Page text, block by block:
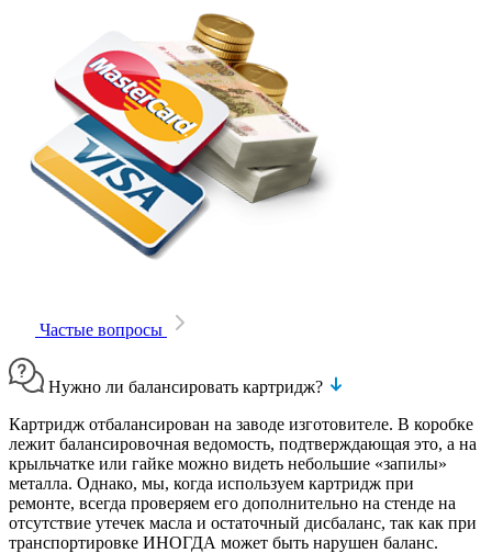
Частые вопросы
Нужно ли балансировать картридж?
Картридж отбалансирован на заводе изготовителе. В коробке
лежит балансировочная ведомость, подтверждающая это, а на
крыльчатке или гайке можно видеть небольшие «запилы»
металла. Однако, мы, когда используем картридж при
ремонте, всегда проверяем его дополнительно на стенде на
отсутствие утечек масла и остаточный дисбаланс, так как при
транспортировке ИНОГДА может быть нарушен баланс.